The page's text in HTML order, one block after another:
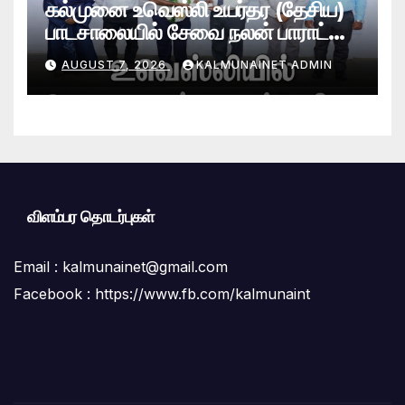
கல்முனை உவெஸ்லி உயர்தர (தேசிய)
பாடசாலையில் சேவை நலன் பாராட்டு
விழா சிறப்பாக நடைபெற்றது
AUGUST 7, 2026 KALMUNAINET ADMIN
விளம்பர தொடர்புகள்
Email : kalmunainet@gmail.com
Facebook : https://www.fb.com/kalmunaint